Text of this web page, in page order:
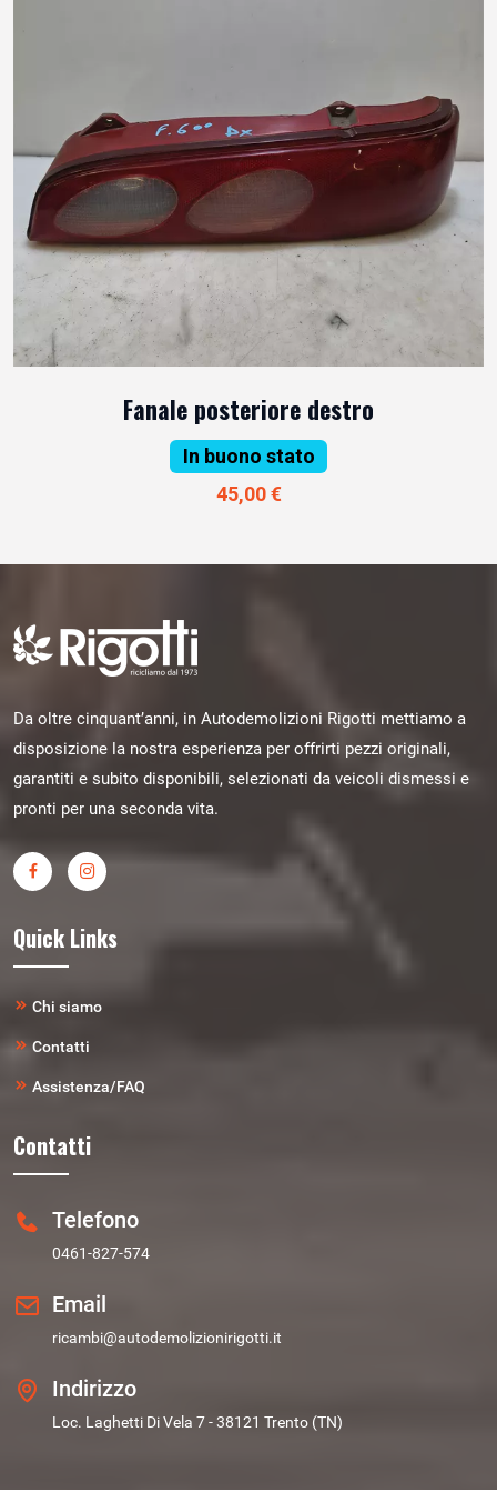
Fanale posteriore destro
In buono stato
45,00 €
Da oltre cinquant’anni, in Autodemolizioni Rigotti mettiamo a
disposizione la nostra esperienza per offrirti pezzi originali,
garantiti e subito disponibili, selezionati da veicoli dismessi e
pronti per una seconda vita.
Quick Links
Chi siamo
Contatti
Assistenza/FAQ
Contatti
Telefono
0461-827-574
Email
ricambi@autodemolizionirigotti.it
Indirizzo
Loc. Laghetti Di Vela 7 - 38121 Trento (TN)